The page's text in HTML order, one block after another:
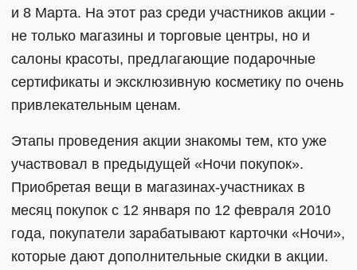
и 8 Марта. На этот раз среди участников акции -
не только магазины и торговые центры, но и
салоны красоты, предлагающие подарочные
сертификаты и эксклюзивную косметику по очень
привлекательным ценам.
Этапы проведения акции знакомы тем, кто уже
участвовал в предыдущей «Ночи покупок».
Приобретая вещи в магазинах-участниках в
месяц покупок с 12 января по 12 февраля 2010
года, покупатели зарабатывают карточки «Ночи»,
которые дают дополнительные скидки в акции.